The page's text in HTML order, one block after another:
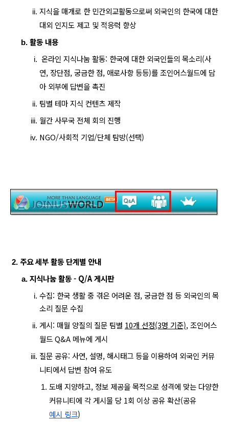
지식을 매개로 한 민간외교활동으로써 외국인의 한국에 대한
대외 인지도 제고 및 적응력 향상
활동 내용
온라인 지식나눔 활동: 한국에 대한 외국인들의 목소리(사
연, 장단점, 궁금한 점, 애로사항 등등)를 조인어스월드에 담
아 외부에 답변을 촉진
팀별 테마 지식 컨텐츠 제작
월간 사무국 전체 회의 진행
NGO/사회적 기업/단체 탐방(선택)
주요 세부 활동 단계별 안내
지식나눔 활동 - Q/A 게시판
수집: 한국 생활 중 겪은 어려운 점, 궁금한 점 등 외국인의 목
소리 질문 수집
게시: 매월 양질의 질문 팀별 10개 선정(3명 기준), 조인어스
월드 Q&A 메뉴에 게시
질문 공유: 사연, 설명, 해시태그 등을 이용하여 외국인 커뮤
니티에서 답변 참여 유도
도배 지양하고, 정보 제공을 목적으로 성격에 맞는 다양한
커뮤니티에 각 게시물 당 1회 이상 공유 확산(공유
예시 링크)